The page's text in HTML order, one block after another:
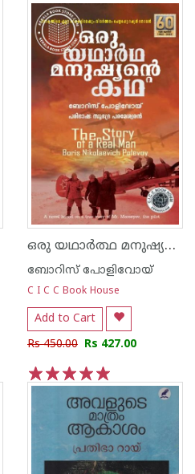
5
4
3
2
1
ഒരു യഥാർത്ഥ മനുഷ്യന്റെ കഥ
ബോറിസ് പോളിവോയ്
C I C C Book House
Add to Cart
Rs 450.00 Rs 427.00
5
4
3
2
1